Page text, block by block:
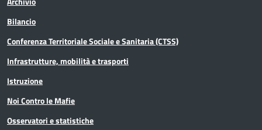
Bilancio
Conferenza Territoriale Sociale e Sanitaria (CTSS)
Infrastrutture, mobilità e trasporti
Istruzione
Noi Contro le Mafie
Osservatori e statistiche